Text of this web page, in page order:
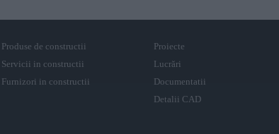
Produse de constructii
Servicii in constructii
Furnizori in constructii
Proiecte
Lucrări
Documentatii
Detalii CAD